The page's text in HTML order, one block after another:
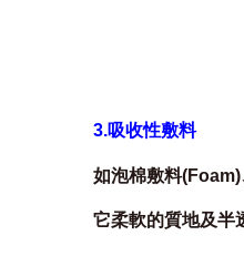
3.吸收性敷料
如泡棉敷料
它柔軟的質地及半